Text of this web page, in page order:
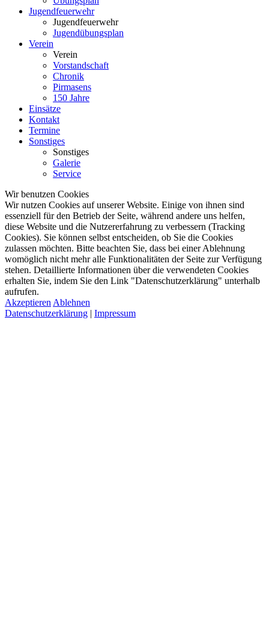
Jugendfeuerwehr
Jugendfeuerwehr
Jugendübungsplan
Verein
Verein
Vorstandschaft
Chronik
Pirmasens
150 Jahre
Einsätze
Kontakt
Termine
Sonstiges
Sonstiges
Galerie
Service
Wir benutzen Cookies
Wir nutzen Cookies auf unserer Website. Einige von ihnen sind
essenziell für den Betrieb der Seite, während andere uns helfen,
diese Website und die Nutzererfahrung zu verbessern (Tracking
Cookies). Sie können selbst entscheiden, ob Sie die Cookies
zulassen möchten. Bitte beachten Sie, dass bei einer Ablehnung
womöglich nicht mehr alle Funktionalitäten der Seite zur Verfügung
stehen. Detaillierte Informationen über die verwendeten Cookies
erhalten Sie, indem Sie den Link "Datenschutzerklärung" unterhalb
aufrufen.
Akzeptieren Ablehnen
Datenschutzerklärung | Impressum